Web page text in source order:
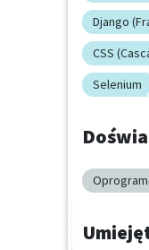
Django
CSS
Selenium